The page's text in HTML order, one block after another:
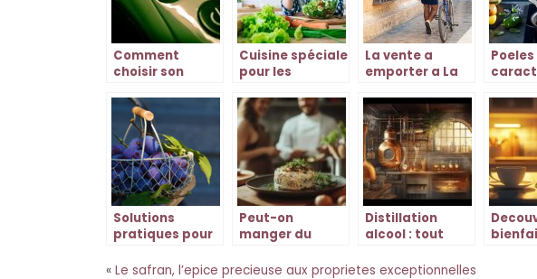
Comment
choisir son
Cuisine spéciale
pour les
La vente a
emporter a La
Solutions
pratiques pour
des paniers de
Peut-on
manger du
enceinte ?
Distillation
alcool : tout
processus de
« Le safran, l’epice precieuse aux proprietes exceptionnelles